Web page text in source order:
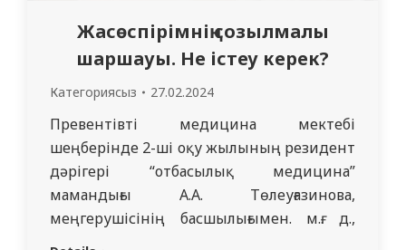
Жасөспірімнің созылмалы
шаршауы. Не істеу керек?
Категориясыз 27.02.2024
Превентівті медицина мектебі
шеңберінде 2-ші оқу жылының резидент
дәрігері “отбасылық медицина”
мамандығы А.А. Төлеуғазинова,
меңгерушісінің басшылығымен. м.ғ. д.,
профессор Дюсупова А.А. және м.ғ.к.